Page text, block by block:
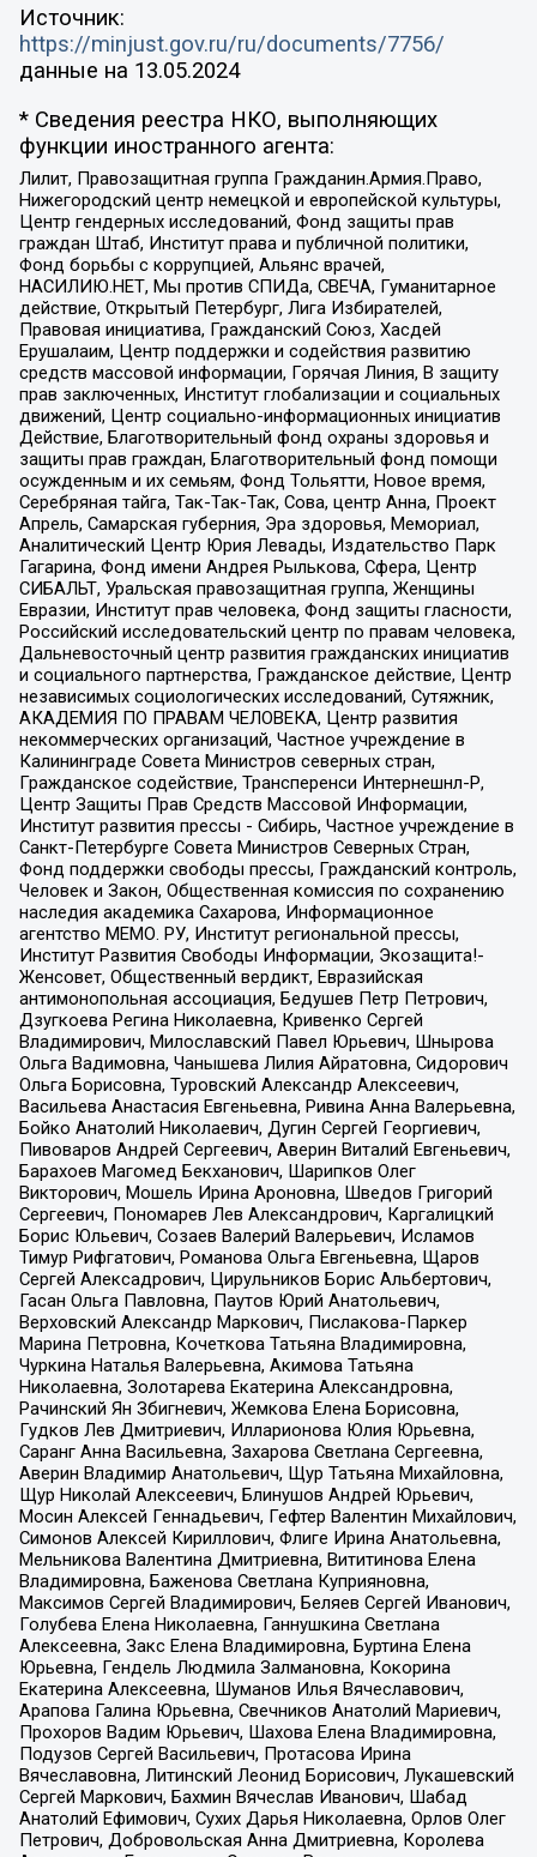
Источник:
https://minjust.gov.ru/ru/documents/7756/
данные на 13.05.2024
* Сведения реестра НКО, выполняющих
функции иностранного агента:
Лилит, Правозащитная группа Гражданин.Армия.Право,
Нижегородский центр немецкой и европейской культуры,
Центр гендерных исследований, Фонд защиты прав
граждан Штаб, Институт права и публичной политики,
Фонд борьбы с коррупцией, Альянс врачей,
НАСИЛИЮ.НЕТ, Мы против СПИДа, СВЕЧА, Гуманитарное
действие, Открытый Петербург, Лига Избирателей,
Правовая инициатива, Гражданский Союз, Хасдей
Ерушалаим, Центр поддержки и содействия развитию
средств массовой информации, Горячая Линия, В защиту
прав заключенных, Институт глобализации и социальных
движений, Центр социально-информационных инициатив
Действие, Благотворительный фонд охраны здоровья и
защиты прав граждан, Благотворительный фонд помощи
осужденным и их семьям, Фонд Тольятти, Новое время,
Серебряная тайга, Так-Так-Так, Сова, центр Анна, Проект
Апрель, Самарская губерния, Эра здоровья, Мемориал,
Аналитический Центр Юрия Левады, Издательство Парк
Гагарина, Фонд имени Андрея Рылькова, Сфера, Центр
СИБАЛЬТ, Уральская правозащитная группа, Женщины
Евразии, Институт прав человека, Фонд защиты гласности,
Российский исследовательский центр по правам человека,
Дальневосточный центр развития гражданских инициатив
и социального партнерства, Гражданское действие, Центр
независимых социологических исследований, Сутяжник,
АКАДЕМИЯ ПО ПРАВАМ ЧЕЛОВЕКА, Центр развития
некоммерческих организаций, Частное учреждение в
Калининграде Совета Министров северных стран,
Гражданское содействие, Трансперенси Интернешнл-Р,
Центр Защиты Прав Средств Массовой Информации,
Институт развития прессы - Сибирь, Частное учреждение в
Санкт-Петербурге Совета Министров Северных Стран,
Фонд поддержки свободы прессы, Гражданский контроль,
Человек и Закон, Общественная комиссия по сохранению
наследия академика Сахарова, Информационное
агентство МЕМО. РУ, Институт региональной прессы,
Институт Развития Свободы Информации, Экозащита!-
Женсовет, Общественный вердикт, Евразийская
антимонопольная ассоциация, Бедушев Петр Петрович,
Дзугкоева Регина Николаевна, Кривенко Сергей
Владимирович, Милославский Павел Юрьевич, Шнырова
Ольга Вадимовна, Чанышева Лилия Айратовна, Сидорович
Ольга Борисовна, Туровский Александр Алексеевич,
Васильева Анастасия Евгеньевна, Ривина Анна Валерьевна,
Бойко Анатолий Николаевич, Дугин Сергей Георгиевич,
Пивоваров Андрей Сергеевич, Аверин Виталий Евгеньевич,
Барахоев Магомед Бекханович, Шарипков Олег
Викторович, Мошель Ирина Ароновна, Шведов Григорий
Сергеевич, Пономарев Лев Александрович, Каргалицкий
Борис Юльевич, Созаев Валерий Валерьевич, Исламов
Тимур Рифгатович, Романова Ольга Евгеньевна, Щаров
Сергей Алексадрович, Цирульников Борис Альбертович,
Гасан Ольга Павловна, Паутов Юрий Анатольевич,
Верховский Александр Маркович, Пислакова-Паркер
Марина Петровна, Кочеткова Татьяна Владимировна,
Чуркина Наталья Валерьевна, Акимова Татьяна
Николаевна, Золотарева Екатерина Александровна,
Рачинский Ян Збигневич, Жемкова Елена Борисовна,
Гудков Лев Дмитриевич, Илларионова Юлия Юрьевна,
Саранг Анна Васильевна, Захарова Светлана Сергеевна,
Аверин Владимир Анатольевич, Щур Татьяна Михайловна,
Щур Николай Алексеевич, Блинушов Андрей Юрьевич,
Мосин Алексей Геннадьевич, Гефтер Валентин Михайлович,
Симонов Алексей Кириллович, Флиге Ирина Анатольевна,
Мельникова Валентина Дмитриевна, Вититинова Елена
Владимировна, Баженова Светлана Куприяновна,
Максимов Сергей Владимирович, Беляев Сергей Иванович,
Голубева Елена Николаевна, Ганнушкина Светлана
Алексеевна, Закс Елена Владимировна, Буртина Елена
Юрьевна, Гендель Людмила Залмановна, Кокорина
Екатерина Алексеевна, Шуманов Илья Вячеславович,
Арапова Галина Юрьевна, Свечников Анатолий Мариевич,
Прохоров Вадим Юрьевич, Шахова Елена Владимировна,
Подузов Сергей Васильевич, Протасова Ирина
Вячеславовна, Литинский Леонид Борисович, Лукашевский
Сергей Маркович, Бахмин Вячеслав Иванович, Шабад
Анатолий Ефимович, Сухих Дарья Николаевна, Орлов Олег
Петрович, Добровольская Анна Дмитриевна, Королева